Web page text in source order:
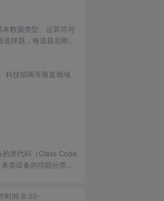
数据类型、运算符与
选择题，每道题后附有
科技招商等垂直领域
类代码（Class Code
类设备的功能分类，
时间 8:30-